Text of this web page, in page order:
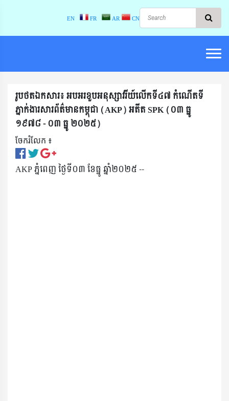
EN FR AR CN
រូបថតឯកសារ៖ អបអរខួបអនុស្សាវរីយ៍លើកទី៤៧ កំណើតទី
ភ្នាក់ងារសារព័ត៌មានកម្ពុជា (AKP) អតីត SPK (០៣ ធ្នូ
១៩៧៨ - ០៣ ធ្នូ ២០២៥)
ចែករំលែក ៖​
AKP ភ្នំពេញ ថ្ងៃទី០៣ ខែធ្នូ ឆ្នាំ២០២៥ --